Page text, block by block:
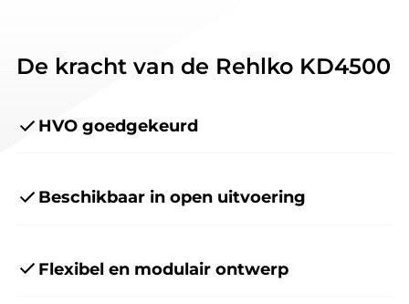
De kracht van de Rehlko KD4500
HVO goedgekeurd
Beschikbaar in open uitvoering
Flexibel en modulair ontwerp